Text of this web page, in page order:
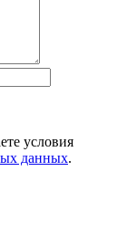
условия
данных.